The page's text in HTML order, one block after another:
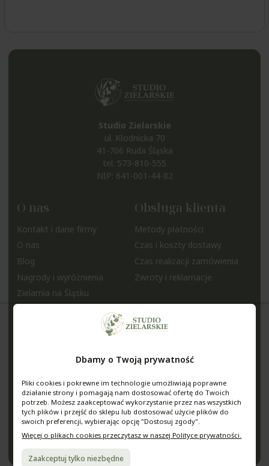
Studio Zielarskie
ul. Kłodnicka 70
41-706 Ruda Śląska
tel. 573-810-555
NIP: 641-001-44-82
O nas
Kontakt i dane firmy
O nas
Blog
Nagrody i wyróżnienia
Zielarnia na Śląsku
Obsługa klienta
Metody płatności
Czas i koszty dostawy
Czas realizacji zamówienia
Zwroty i reklamacje
Pomoc
Pytania i odpowiedzi
Moje konto
Twoje zamówienia
Ulubione
Media
StudioZielarskie
@studiozielarskie
Dbamy o Twoją prywatność
Pliki cookies i pokrewne im technologie umożliwiają poprawne
działanie strony i pomagają nam dostosować ofertę do Twoich
potrzeb. Możesz zaakceptować wykorzystanie przez nas wszystkich
tych plików i przejść do sklepu lub dostosować użycie plików do
swoich preferencji, wybierając opcję "Dostosuj zgody".
Więcej o plikach cookies przeczytasz w naszej Polityce prywatności.
Zaakceptuj tylko niezbędne